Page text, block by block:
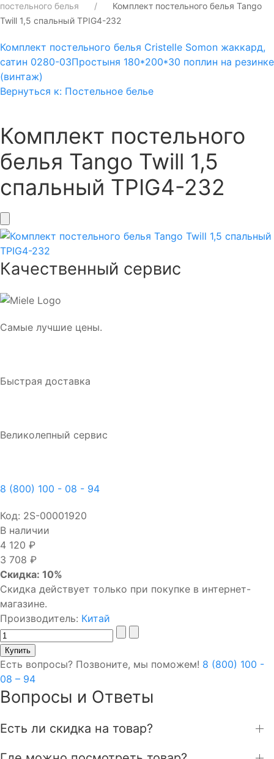
постельного белья
Комплект постельного белья Tango
Twill 1,5 спальный TPIG4-232
Комплект постельного белья Cristelle Somon жаккард,
сатин 0280-03Простыня 180*200*30 поплин на резинке
(винтаж)
Вернуться к: Постельное белье
Комплект постельного
белья Tango Twill 1,5
спальный TPIG4-232
Качественный сервис
Самые лучшие цены.
Быстрая доставка
Великолепный сервис
8 (800) 100 - 08 - 94
Код: 2S-00001920
В наличии
4 120 ₽
3 708 ₽
Скидка: 10%
Скидка действует только при покупке в интернет-
магазине.
Производитель: Китай
Есть вопросы? Позвоните, мы поможем! 8 (800) 100 -
08 – 94
Вопросы и Ответы
Есть ли скидка на товар?